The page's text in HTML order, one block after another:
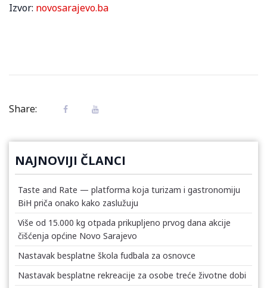
Izvor: novosarajevo.ba
Share:
NAJNOVIJI ČLANCI
Taste and Rate — platforma koja turizam i gastronomiju
BiH priča onako kako zaslužuju
Više od 15.000 kg otpada prikupljeno prvog dana akcije
čišćenja općine Novo Sarajevo
Nastavak besplatne škola fudbala za osnovce
Nastavak besplatne rekreacije za osobe treće životne dobi